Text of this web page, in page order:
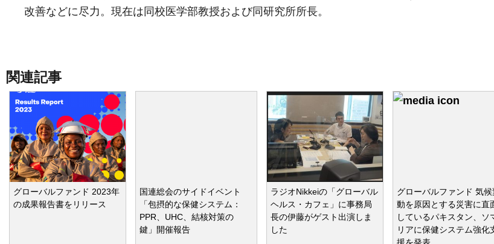
改善などに尽力。現在は同校医学部教授および同研究所所長。
関連記事
グローバルファンド 2023年
の成果報告書をリリース
国連総会のサイドイベント
「包摂的な保健システム：
PPR、UHC、結核対策の
鍵」開催報告
ラジオNikkeiの「グローバル
ヘルス・カフェ」に事務局
長の伊藤がゲスト出演しま
した
グローバルファンド 気候
動を原因とする災害に直
しているパキスタン、ソ
リアに保健システム強化
援を発表